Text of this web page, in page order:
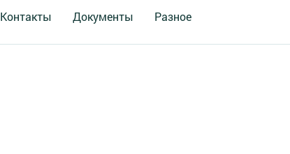
Контакты Документы Разное